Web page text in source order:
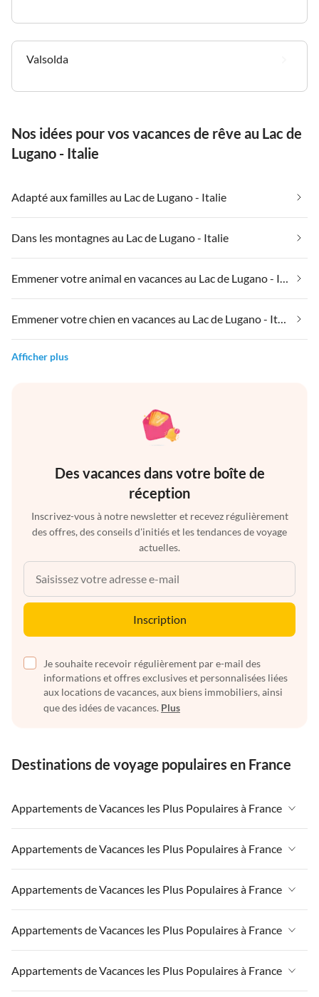
Valsolda
Nos idées pour vos vacances de rêve au Lac de
Lugano - Italie
Adapté aux familles au Lac de Lugano - Italie
Dans les montagnes au Lac de Lugano - Italie
Afficher plus
Des vacances dans votre boîte de
réception
Inscrivez-vous à notre newsletter et recevez régulièrement
des offres, des conseils d'initiés et les tendances de voyage
actuelles.
Inscription
Je souhaite recevoir régulièrement par e-mail des
informations et offres exclusives et personnalisées liées
aux locations de vacances, aux biens immobiliers, ainsi
que des idées de vacances. Plus
Destinations de voyage populaires en France
Appartements de Vacances les Plus Populaires à France
Appartements de Vacances à France
Appartements de Vacances à Paris-Ile de France
Appartements de Vacances à Paris
Appartements de Vacances à Côte atlantique
Appartements de Vacances à la Normandie
Appartements de Vacances les Plus Populaires à France
Appartements de Vacances à France
Appartements de Vacances à Paris-Ile de France
Appartements de Vacances à Paris
Appartements de Vacances à Côte atlantique
Appartements de Vacances les Plus Populaires à France
Appartements de Vacances à France
Appartements de Vacances à Paris-Ile de France
Appartements de Vacances à Paris
Appartements de Vacances les Plus Populaires à France
Appartements de Vacances à France
Appartements de Vacances à Paris-Ile de France
Appartements de Vacances les Plus Populaires à France